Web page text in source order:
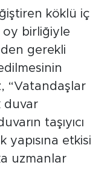
köklü iç
birliğiyle
gerekli
“Vatandaşlar
duvar
taşıyıcı
yapısına etkisi
uzmanlar